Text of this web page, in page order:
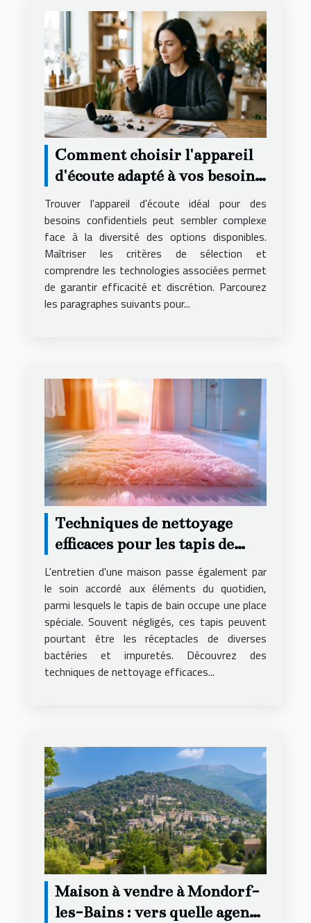
Comment choisir l'appareil
d'écoute adapté à vos besoins
secrets ?
Trouver l'appareil d'écoute idéal pour des
besoins confidentiels peut sembler complexe
face à la diversité des options disponibles.
Maîtriser les critères de sélection et
comprendre les technologies associées permet
de garantir efficacité et discrétion. Parcourez
les paragraphes suivants pour...
Techniques de nettoyage
efficaces pour les tapis de
bain
L'entretien d'une maison passe également par
le soin accordé aux éléments du quotidien,
parmi lesquels le tapis de bain occupe une place
spéciale. Souvent négligés, ces tapis peuvent
pourtant être les réceptacles de diverses
bactéries et impuretés. Découvrez des
techniques de nettoyage efficaces...
Maison à vendre à Mondorf-
les-Bains : vers quelle agence